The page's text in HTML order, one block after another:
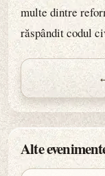
multe dintre
răspândit codul
Alte